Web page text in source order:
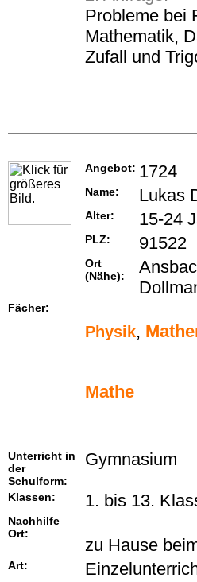
Probleme bei
Mathematik,
Zufall und
Angebot: 1724
Name: Lukas
Alter: 15-24
PLZ: 91522
Ort
(Nähe):
Fächer:
Physik,
Mathe
Unterricht in
der
Schulform:
Gymnasium
Klassen: 1. bis 13.
Nachhilfe
Ort:
zu Hause
Art: